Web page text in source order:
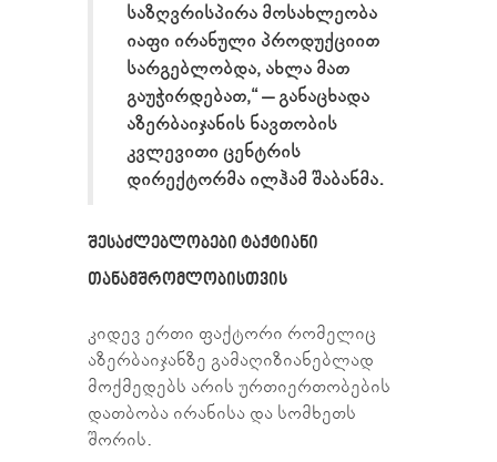
საზღვრისპირა მოსახლეობა
იაფი ირანული პროდუქციით
სარგებლობდა, ახლა მათ
გაუჭირდებათ,“ – განაცხადა
აზერბაიჯანის ნავთობის
კვლევითი ცენტრის
დირექტორმა ილჰამ შაბანმა.
ᲨᲔᲡᲐᲫᲚᲔᲑᲚᲝᲑᲔᲑᲘ ᲢᲐᲥᲢᲘᲐᲜᲘ
ᲗᲐᲜᲐᲛᲨᲠᲝᲛᲚᲝᲑᲘᲡᲗᲕᲘᲡ
კიდევ ერთი ფაქტორი რომელიც
აზერბაიჯანზე გამაღიზიანებლად
მოქმედებს არის ურთიერთობების
დათბობა ირანისა და სომხეთს
შორის.